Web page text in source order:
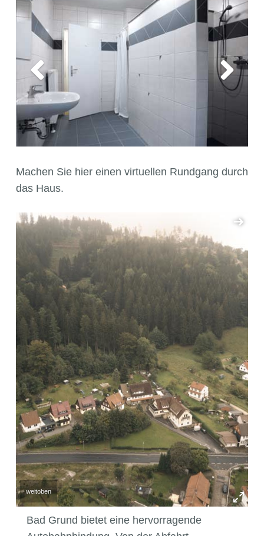
Machen Sie hier einen virtuellen Rundgang durch
das Haus.
weitoben
Die Lage
Bad Grund bietet eine hervorragende